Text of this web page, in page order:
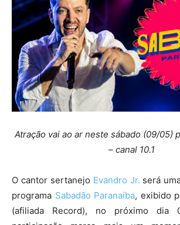
Atração vai ao ar neste sábado (09/05)
– canal 10.1
O cantor sertanejo Evandro Jr. será
programa Sabadão Paranaíba, exibido
(afiliada Record), no próximo